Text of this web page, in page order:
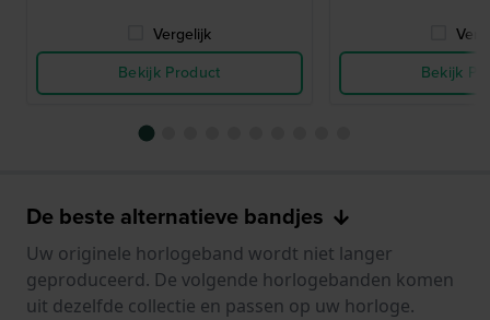
Vergelijk
Bekijk Product
Bekijk
De beste alternatieve bandjes
Uw originele horlogeband wordt niet langer
geproduceerd. De volgende horlogebanden komen
uit dezelfde collectie en passen op uw horloge.